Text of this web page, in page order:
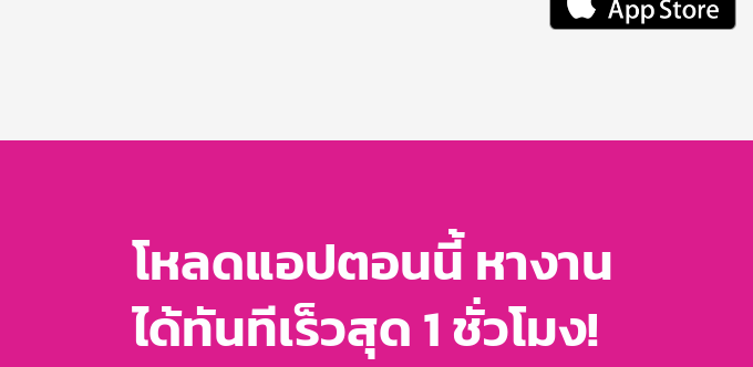
โหลดแอปตอนนี้ หางาน
ได้ทันทีเร็วสุด 1 ชั่วโมง!